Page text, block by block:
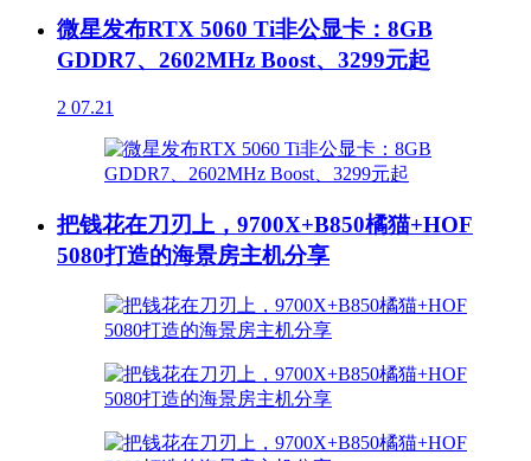
微星发布RTX 5060 Ti非公显卡：8GB
GDDR7、2602MHz Boost、3299元起
2 07.21
把钱花在刀刃上，9700X+B850橘猫+HOF
5080打造的海景房主机分享